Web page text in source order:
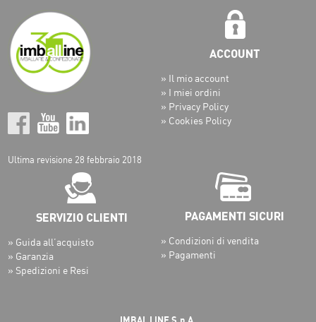
Ultima revisione 28 febbraio 2018
» Il mio account
» I miei ordini
» Privacy Policy
» Cookies Policy
» Guida all’acquisto
» Garanzia
» Spedizioni e Resi
» Condizioni di vendita
» Pagamenti